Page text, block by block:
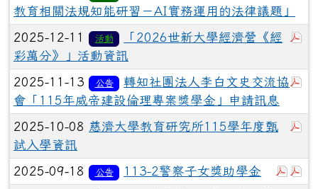
教育相關法規知能研習－AI實務運用的法律議題」
2025-12-11 活動
「2026世新大學經濟營《經
彩萬分》」活動資訊
2025-11-13 公告
轉知社團法人李白文史交流協
會「115年威帝建設倫理專案獎學金」申請訊息
2025-10-08 慈濟大學教育研究所115學年度甄
試入學資訊
於
2025-09-18 公告 113-2警察子女獎助學金